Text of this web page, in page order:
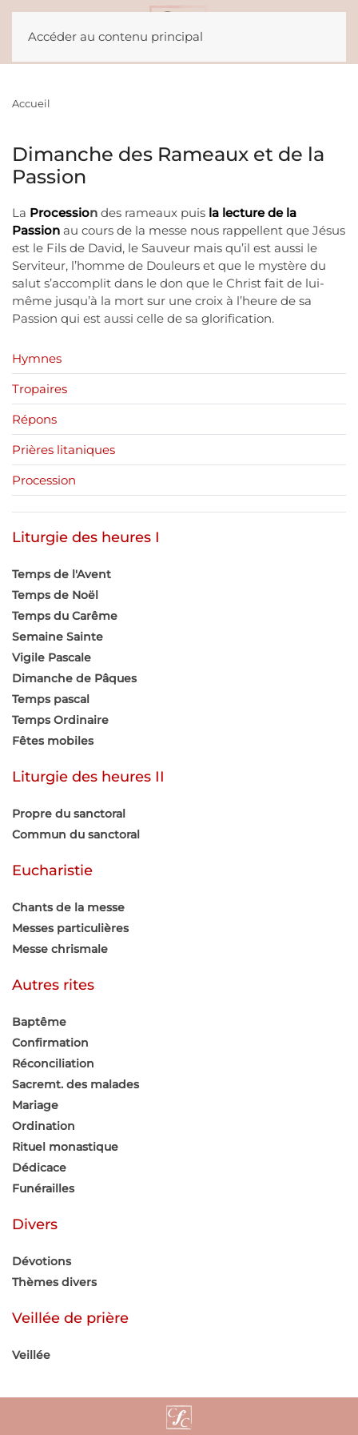
Accéder au contenu principal
Accueil
Dimanche des Rameaux et de la
Passion
La Procession des rameaux puis la lecture de la
Passion au cours de la messe nous rappellent que Jésus
est le Fils de David, le Sauveur mais qu’il est aussi le
Serviteur, l’homme de Douleurs et que le mystère du
salut s’accomplit dans le don que le Christ fait de lui-
même jusqu’à la mort sur une croix à l’heure de sa
Passion qui est aussi celle de sa glorification.
Hymnes
Tropaires
Répons
Prières litaniques
Procession
Liturgie des heures I
Temps de l'Avent
Temps de Noël
Temps du Carême
Semaine Sainte
Vigile Pascale
Dimanche de Pâques
Temps pascal
Temps Ordinaire
Fêtes mobiles
Liturgie des heures II
Propre du sanctoral
Commun du sanctoral
Eucharistie
Chants de la messe
Messes particulières
Messe chrismale
Autres rites
Baptême
Confirmation
Réconciliation
Sacremt. des malades
Mariage
Ordination
Rituel monastique
Dédicace
Funérailles
Divers
Dévotions
Thèmes divers
Veillée de prière
Veillée